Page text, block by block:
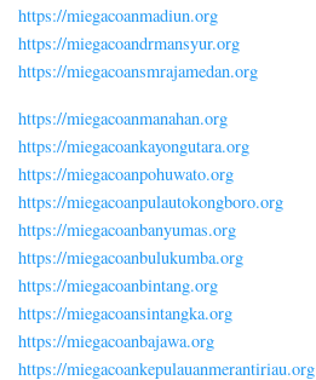
https://miegacoanmadiun.org
https://miegacoandrmansyur.org
https://miegacoansmrajamedan.org
https://miegacoanmanahan.org
https://miegacoankayongutara.org
https://miegacoanpohuwato.org
https://miegacoanpulautokongboro.org
https://miegacoanbanyumas.org
https://miegacoanbulukumba.org
https://miegacoanbintang.org
https://miegacoansintangka.org
https://miegacoanbajawa.org
https://miegacoankepulauanmerantiriau.org